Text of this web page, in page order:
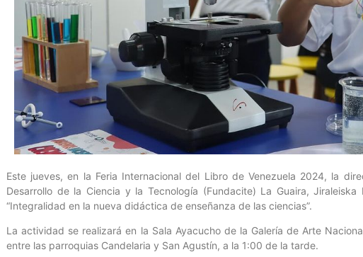
Este jueves, en la Feria Internacional del Libro de Venezuela 2024, la
Desarrollo de la Ciencia y la Tecnología (Fundacite) La Guaira,
“Integralidad en la nueva didáctica de enseñanza de las ciencias”.
La actividad se realizará en la Sala Ayacucho de la Galería de Arte
entre las parroquias Candelaria y San Agustín, a la 1:00 de la tarde.